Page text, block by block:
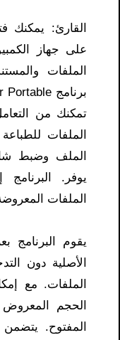
على جهاز
الملفات
الملفات
الملف وضبط
يوفر.
الملفات
الأصلية دون
الملفات. مع
الحجم المعروض